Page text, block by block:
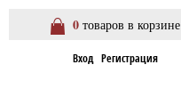
0 товаров в корзине
Вход Регистрация